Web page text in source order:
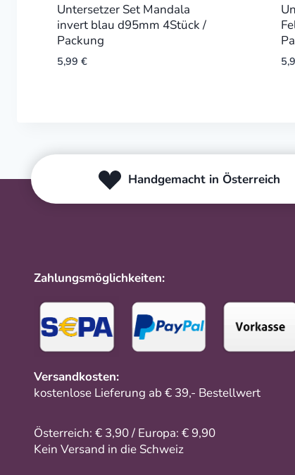
Untersetzer Set Mandala
invert blau d95mm 4Stück /
Packung
5,99 €
Handgemacht in Österreich
Zahlungsmöglichkeiten:
Versandkosten:
kostenlose Lieferung ab € 39,- Bestellwert
Österreich: € 3,90 / Europa: € 9,90
Kein Versand in die Schweiz